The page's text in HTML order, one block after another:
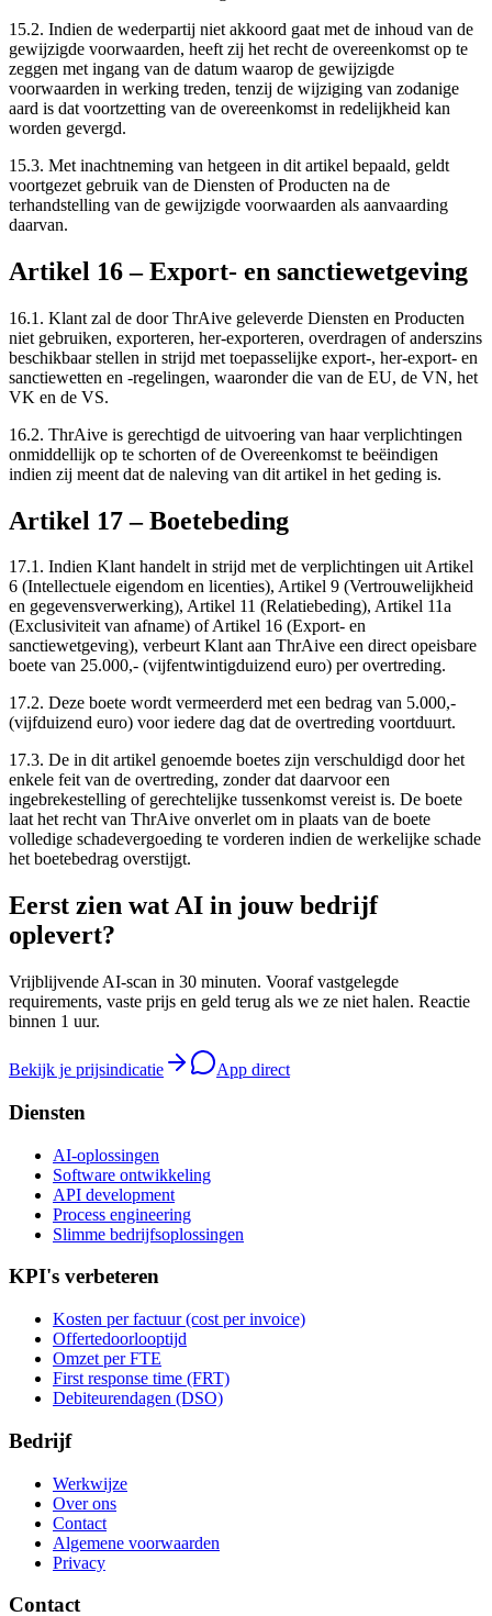
15.2. Indien de wederpartij niet akkoord gaat met de inhoud van de
gewijzigde voorwaarden, heeft zij het recht de overeenkomst op te
zeggen met ingang van de datum waarop de gewijzigde
voorwaarden in werking treden, tenzij de wijziging van zodanige
aard is dat voortzetting van de overeenkomst in redelijkheid kan
worden gevergd.
15.3. Met inachtneming van hetgeen in dit artikel bepaald, geldt
voortgezet gebruik van de Diensten of Producten na de
terhandstelling van de gewijzigde voorwaarden als aanvaarding
daarvan.
Artikel 16–Export- en sanctiewetgeving
16.1. Klant zal de door ThrAive geleverde Diensten en Producten
niet gebruiken, exporteren, her-exporteren, overdragen of anderszins
beschikbaar stellen in strijd met toepasselijke export-, her-export- en
sanctiewetten en -regelingen, waaronder die van de EU, de VN, het
VK en de VS.
16.2. ThrAive is gerechtigd de uitvoering van haar verplichtingen
onmiddellijk op te schorten of de Overeenkomst te beëindigen
indien zij meent dat de naleving van dit artikel in het geding is.
Artikel 17–Boetebeding
17.1. Indien Klant handelt in strijd met de verplichtingen uit Artikel
6 (Intellectuele eigendom en licenties), Artikel 9 (Vertrouwelijkheid
en gegevensverwerking), Artikel 11 (Relatiebeding), Artikel 11a
(Exclusiviteit van afname) of Artikel 16 (Export- en
sanctiewetgeving), verbeurt Klant aan ThrAive een direct opeisbare
boete van 25.000,- (vijfentwintigduizend euro) per overtreding.
17.2. Deze boete wordt vermeerderd met een bedrag van 5.000,-
(vijfduizend euro) voor iedere dag dat de overtreding voortduurt.
17.3. De in dit artikel genoemde boetes zijn verschuldigd door het
enkele feit van de overtreding, zonder dat daarvoor een
ingebrekestelling of gerechtelijke tussenkomst vereist is. De boete
laat het recht van ThrAive onverlet om in plaats van de boete
volledige schadevergoeding te vorderen indien de werkelijke schade
het boetebedrag overstijgt.
Eerst zien wat AI in jouw bedrijf
oplevert?
Vrijblijvende AI-scan in 30 minuten. Vooraf vastgelegde
requirements, vaste prijs en geld terug als we ze niet halen. Reactie
binnen 1 uur.
Bekijk je prijsindicatie App direct
Diensten
AI-oplossingen
Software ontwikkeling
API development
Process engineering
Slimme bedrijfsoplossingen
KPI's verbeteren
Kosten per factuur (cost per invoice)
Offertedoorlooptijd
Omzet per FTE
First response time (FRT)
Debiteurendagen (DSO)
Bedrijf
Werkwijze
Over ons
Contact
Algemene voorwaarden
Privacy
Contact